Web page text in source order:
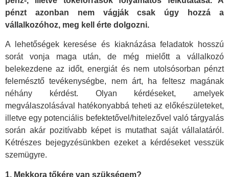
pénzt azonban nem vágják csak úgy hozzá a
vállalkozóhoz, meg kell érte dolgozni.
A lehetőségek keresése és kiaknázása feladatok hosszú
sorát vonja maga után, de még mielőtt a vállalkozó
belekezdene az időt, energiát és nem utolsósorban pénzt
felemésztő tevékenységbe, nem árt, ha feltesz magának
néhány kérdést. Olyan kérdéseket, amelyek
megválaszolásával hatékonyabbá teheti az előkészületeket,
illetve egy potenciális befektetővel/hitelezővel való tárgyalás
során akár pozitívabb képet is mutathat saját vállalatáról.
Kétrészes bejegyzésünkben ezeket a kérdéseket vesszük
szemügyre.
1. Mekkora tőkére van szükségem?